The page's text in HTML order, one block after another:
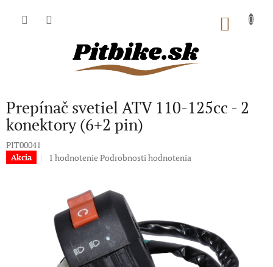
Prepínač svetiel ATV 110-125cc - 2
konektory (6+2 pin)
PIT00041
Akcia
Priemerné
hviezdičiek.
1 hodnoteniePodrobnosti hodnotenia